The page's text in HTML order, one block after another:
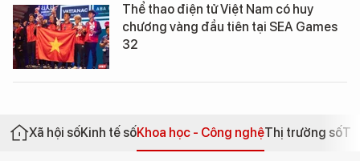
Thể thao điện tử Việt Nam có huy
chương vàng đầu tiên tại SEA Games
32
Xã hội sốKinh tế sốKhoa học - Công nghệThị trường số